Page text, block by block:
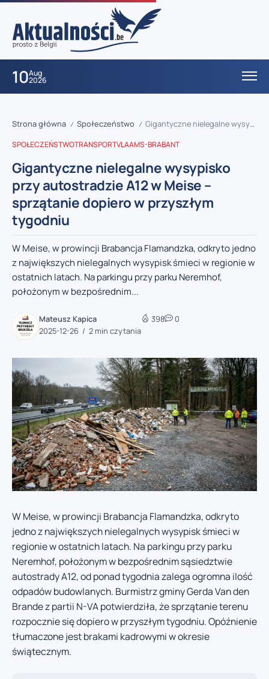
10Aug
2026
Strona główna / Społeczeństwo / Gigantyczne nielegalne wysypisko przy autostradzie A12 w Meise – sprzątanie dopiero w przyszłym tygodniu
SPOŁECZEŃSTWOTRANSPORTVLAAMS-BRABANT
Gigantyczne nielegalne wysypisko
przy autostradzie A12 w Meise –
sprzątanie dopiero w przyszłym
tygodniu
W Meise, w prowincji Brabancja Flamandzka, odkryto jedno
z największych nielegalnych wysypisk śmieci w regionie w
ostatnich latach. Na parkingu przy parku Neremhof,
położonym w bezpośrednim...
Mateusz Kapica
2025-12-26
2 min czytania
398 0
W Meise, w prowincji Brabancja Flamandzka, odkryto
jedno z największych nielegalnych wysypisk śmieci w
regionie w ostatnich latach. Na parkingu przy parku
Neremhof, położonym w bezpośrednim sąsiedztwie
autostrady A12, od ponad tygodnia zalega ogromna ilość
odpadów budowlanych. Burmistrz gminy Gerda Van den
Brande z partii N-VA potwierdziła, że sprzątanie terenu
rozpocznie się dopiero w przyszłym tygodniu. Opóźnienie
tłumaczone jest brakami kadrowymi w okresie
świątecznym.